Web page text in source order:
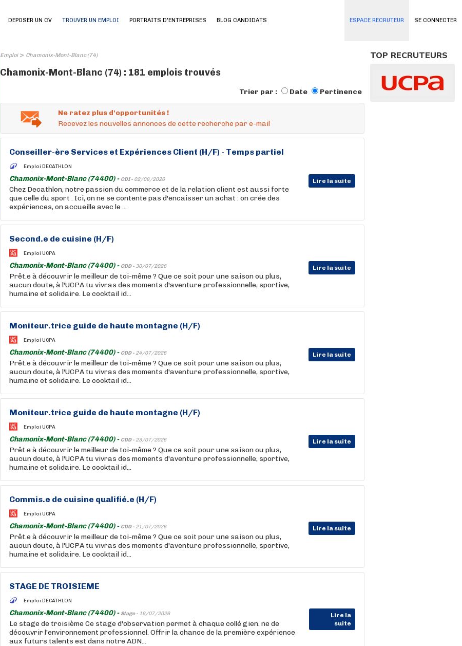
SE CONNECTER
DEPOSER UN CV TROUVER UN EMPLOI PORTRAITS D'ENTREPRISES BLOG CANDIDATS ESPACE RECRUTEUR
Emploi> Chamonix-Mont-Blanc (74)
Chamonix-Mont-Blanc (74) : 181 emplois trouvés
Trier par : Date Pertinence
Ne ratez plus d'opportunités !
Recevez les nouvelles annonces de cette recherche par e-mail
Conseiller-ère Services et Expériences Client (H/F) - Temps partiel
Emploi DECATHLON
Chamonix-Mont-Blanc (74400) - CDI - 02/08/2026 Lire la suite
Chez Decathlon, notre passion du commerce et de la relation client est aussi forte
que celle du sport . Ici, on ne se contente pas d'encaisser un achat : on crée des
expériences, on accueille avec le ...
Second.e de cuisine (H/F)
Emploi UCPA
Chamonix-Mont-Blanc (74400) - CDD - 30/07/2026 Lire la suite
Prêt.e à découvrir le meilleur de toi-même ? Que ce soit pour une saison ou plus,
aucun doute, à l'UCPA tu vivras des moments d'aventure professionnelle, sportive,
humaine et solidaire. Le cocktail id...
Moniteur.trice guide de haute montagne (H/F)
Emploi UCPA
Chamonix-Mont-Blanc (74400) - CDD - 24/07/2026 Lire la suite
Prêt.e à découvrir le meilleur de toi-même ? Que ce soit pour une saison ou plus,
aucun doute, à l'UCPA tu vivras des moments d'aventure professionnelle, sportive,
humaine et solidaire. Le cocktail id...
Moniteur.trice guide de haute montagne (H/F)
Emploi UCPA
Chamonix-Mont-Blanc (74400) - CDD - 23/07/2026 Lire la suite
Prêt.e à découvrir le meilleur de toi-même ? Que ce soit pour une saison ou plus,
aucun doute, à l'UCPA tu vivras des moments d'aventure professionnelle, sportive,
humaine et solidaire. Le cocktail id...
Commis.e de cuisine qualifié.e (H/F)
Emploi UCPA
Chamonix-Mont-Blanc (74400) - CDD - 21/07/2026 Lire la suite
Prêt.e à découvrir le meilleur de toi-même ? Que ce soit pour une saison ou plus,
aucun doute, à l'UCPA tu vivras des moments d'aventure professionnelle, sportive,
humaine et solidaire. Le cocktail id...
STAGE DE TROISIEME
Emploi DECATHLON
Chamonix-Mont-Blanc (74400) - Stage - 16/07/2026
Lire la
suite
Le stage de troisième Ce stage d'observation permet à chaque collé gien. ne de
découvrir l'environnement professionnel. Offrir la chance de la première expérience
aux futurs talents est dans notre ADN...
TOP RECRUTEURS